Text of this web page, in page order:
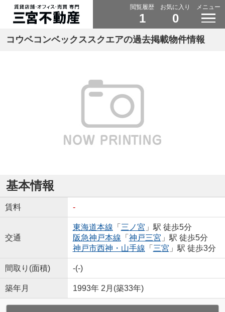
閲覧履歴
1
お気に入り
0
メニュー
コウベコンベックススクエアの過去掲載物件情報
基本情報
賃料 -
交通
東海道本線 「 三ノ宮 」駅 徒歩5分
阪急神戸本線 「 神戸三宮 」駅 徒歩5分
神戸市西神・山手線 「 三宮 」駅 徒歩3分
間取り(面積) -(-)
築年月 1993年 2月(築33年)